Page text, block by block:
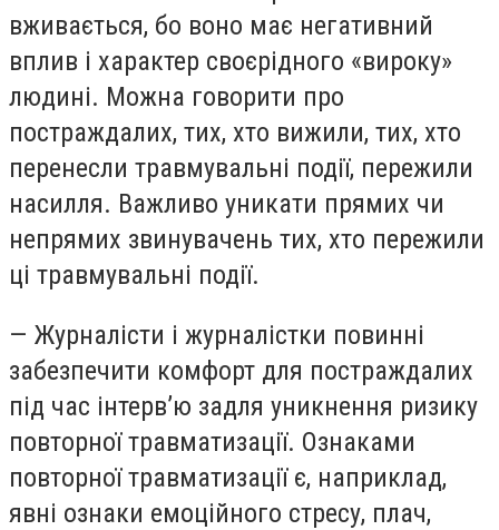
вживається, бо воно має негативний
вплив і характер своєрідного «вироку»
людині. Можна говорити про
постраждалих, тих, хто вижили, тих, хто
перенесли травмувальні події, пережили
насилля. Важливо уникати прямих чи
непрямих звинувачень тих, хто пережили
ці травмувальні події.
— Журналісти і журналістки повинні
забезпечити комфорт для постраждалих
під час інтерв’ю задля уникнення ризику
повторної травматизації. Ознаками
повторної травматизації є, наприклад,
явні ознаки емоційного стресу, плач,